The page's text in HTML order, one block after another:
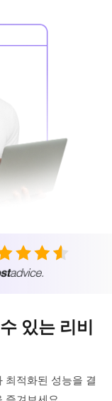
있는 리비
최적화된 성능을 결